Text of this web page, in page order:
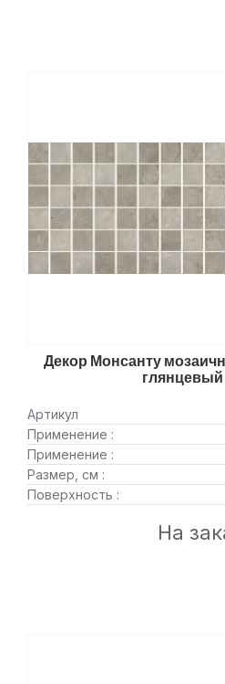
Декор Монсанту
глянцевый
Артикул
Применение :
Применение :
Размер, см :
Поверхность :
На